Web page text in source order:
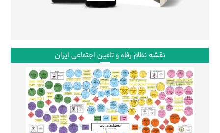
نقشه نظام رفاه و تامین اجتماعی ایران